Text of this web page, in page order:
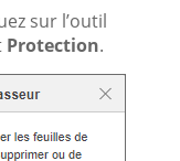
sur l’outil
Protection.